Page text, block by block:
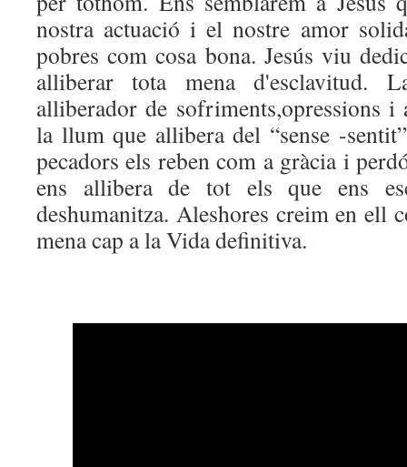
nostra actuació i el nostre amor
pobres com cosa bona. Jesús viu
alliberar tota mena d'esclavitud.
alliberador de sofriments,opressions i
la llum que allibera del “sense -
pecadors els reben com a gràcia i
ens allibera de tot els que ens
deshumanitza. Aleshores creim en ell
mena cap a la Vida definitiva.